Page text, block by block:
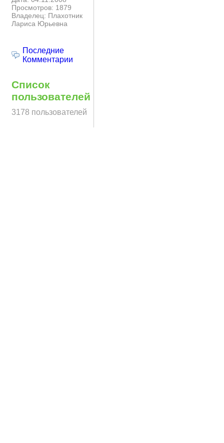
Просмотров: 1879
Владелец: Плахотник
Лариса Юрьевна
Последние
Комментарии
Список
пользователей
3178 пользователей